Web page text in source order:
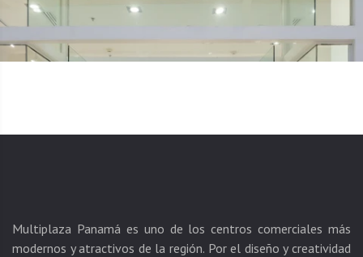
Multiplaza Panamá es uno de los centros comerciales más
modernos y atractivos de la región. Por el diseño y creatividad